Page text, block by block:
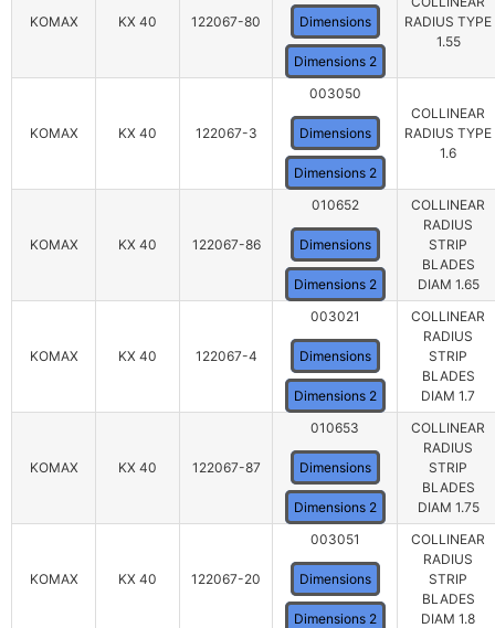
KOMAX KX 40 122067-80 Dimensions
Dimensions 2
RADIUS TYPE
1.55
KOMAX KX 40 122067-3
003050
Dimensions
Dimensions 2
COLLINEAR
RADIUS TYPE
1.6
KOMAX KX 40 122067-86
010652
Dimensions
Dimensions 2
COLLINEAR
RADIUS
STRIP
BLADES
DIAM 1.65
KOMAX KX 40 122067-4
003021
Dimensions
Dimensions 2
COLLINEAR
RADIUS
STRIP
BLADES
DIAM 1.7
KOMAX KX 40 122067-87
010653
Dimensions
Dimensions 2
COLLINEAR
RADIUS
STRIP
BLADES
DIAM 1.75
KOMAX KX 40 122067-20
003051
Dimensions
Dimensions 2
COLLINEAR
RADIUS
STRIP
BLADES
DIAM 1.8